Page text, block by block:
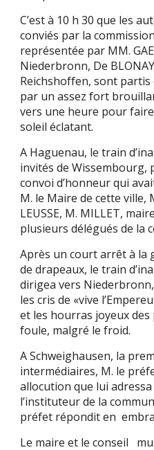
C’est à 10 h 30 que les
conviés par la
représentée par MM.
Niederbronn, De
Reichshoffen, sont
par un assez fort
vers une heure pour
soleil éclatant.
A Haguenau, le train
invités de Wissembourg,
convoi d’honneur qui
M. le Maire de cette
LEUSSE, M. MILLET,
plusieurs délégués de la
Après un court arrêt à la
de drapeaux, le train
dirigea vers
les cris de «vive
et les hourras joyeux
foule, malgré le froid.
A Schweighausen, la
intermédiaires, M. le
allocution que lui
l’instituteur de la
préfet répondit en
Le maire et le conseil